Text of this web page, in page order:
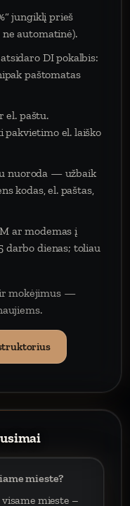
jungiklį prieš
automatinė).
DI pokalbis:
paštomatas
el. paštu.
pakvietimo el. laiško
nuoroda — užbaik
kodas, el. paštas,
ar modemas į
darbo dienas; toliau
ir mokėjimus —
mieste?
mieste –